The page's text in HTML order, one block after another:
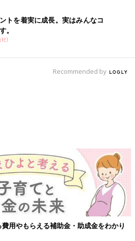
トを着実に成長。実はみんなコ
。
社)
Recommended by
用やもらえる補助金・助成金をわかり